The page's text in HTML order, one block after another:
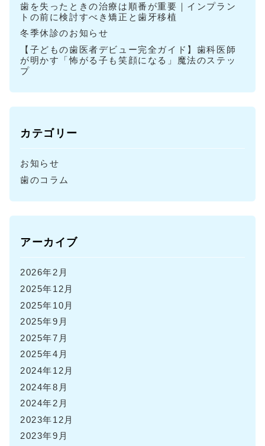
歯を失ったときの治療は順番が重要｜インプラン
トの前に検討すべき矯正と歯牙移植
冬季休診のお知らせ
【子どもの歯医者デビュー完全ガイド】歯科医師
が明かす「怖がる子も笑顔になる」魔法のステッ
プ
カテゴリー
お知らせ
歯のコラム
アーカイブ
2026年2月
2025年12月
2025年10月
2025年9月
2025年7月
2025年4月
2024年12月
2024年8月
2024年2月
2023年12月
2023年9月